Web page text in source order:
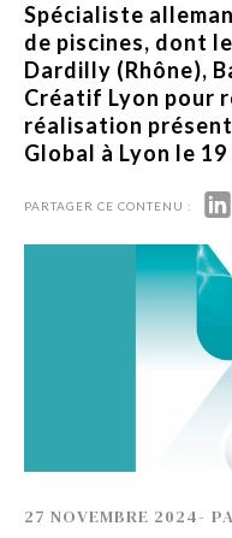
Spécialiste
de piscines, dont
Dardilly (Rhône),
Créatif Lyon pour
réalisation
Global à Lyon le
PARTAGER CE CONTENU :
27 NOVEMBRE 2024-